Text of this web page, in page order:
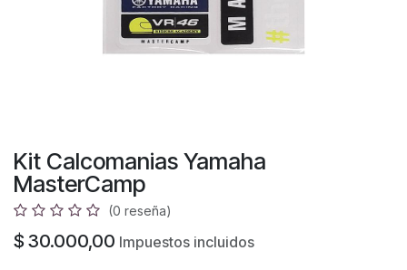
Kit Calcomanias Yamaha
MasterCamp
(0 reseña)
$ 30.000,00 Impuestos incluidos